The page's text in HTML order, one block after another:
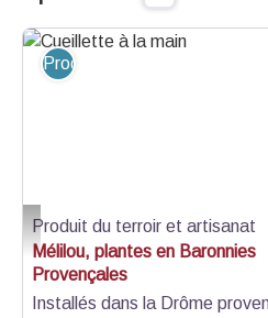
Cueillette à la main - Mélilou, plantes
Produit du terroir et artisanat
Produit du terroir et artisanat
Mélilou, plantes en Baronnies
Provençales
Installés dans la Drôme